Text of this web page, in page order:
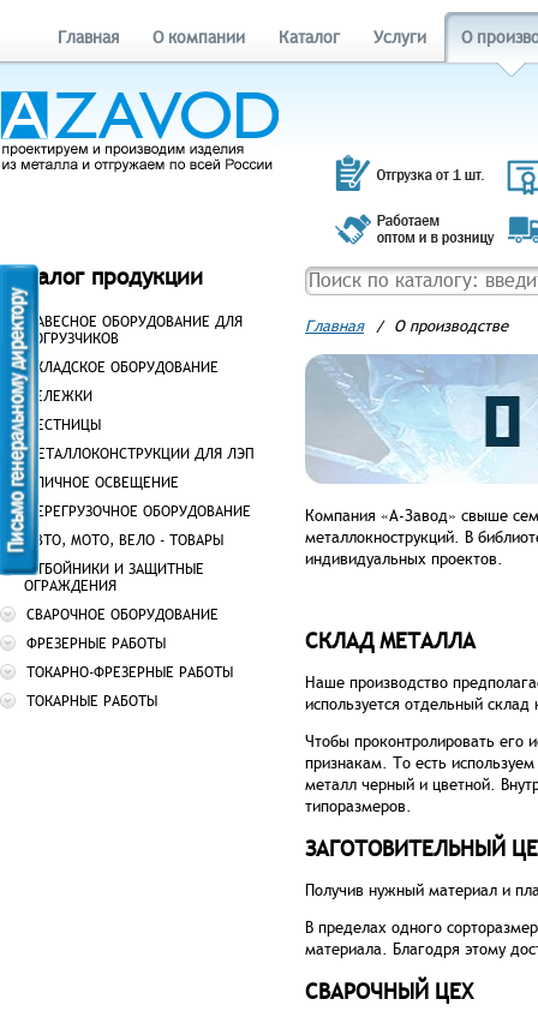
Главная О компании Каталог Услуги О
Каталог продукции
НАВЕСНОЕ ОБОРУДОВАНИЕ ДЛЯ
ПОГРУЗЧИКОВ
СКЛАДСКОЕ ОБОРУДОВАНИЕ
ТЕЛЕЖКИ
ЛЕСТНИЦЫ
МЕТАЛЛОКОНСТРУКЦИИ ДЛЯ ЛЭП
УЛИЧНОЕ ОСВЕЩЕНИЕ
ПЕРЕГРУЗОЧНОЕ ОБОРУДОВАНИЕ
АВТО, МОТО, ВЕЛО - ТОВАРЫ
ОТБОЙНИКИ И ЗАЩИТНЫЕ
ОГРАЖДЕНИЯ
СВАРОЧНОЕ ОБОРУДОВАНИЕ
ФРЕЗЕРНЫЕ РАБОТЫ
ТОКАРНО-ФРЕЗЕРНЫЕ РАБОТЫ
ТОКАРНЫЕ РАБОТЫ
Главная / О производстве
Компания «А-Завод» свыше
металлокнострукций. В
индивидуальных проектов.
СКЛАД МЕТАЛЛА
Наше производство
используется отдельный
Чтобы проконтролировать его
признакам. То есть
металл черный и цветной.
типоразмеров.
ЗАГОТОВИТЕЛЬНЫЙ
Получив нужный материал и
В пределах одного
материала. Благодря этому
СВАРОЧНЫЙ ЦЕХ